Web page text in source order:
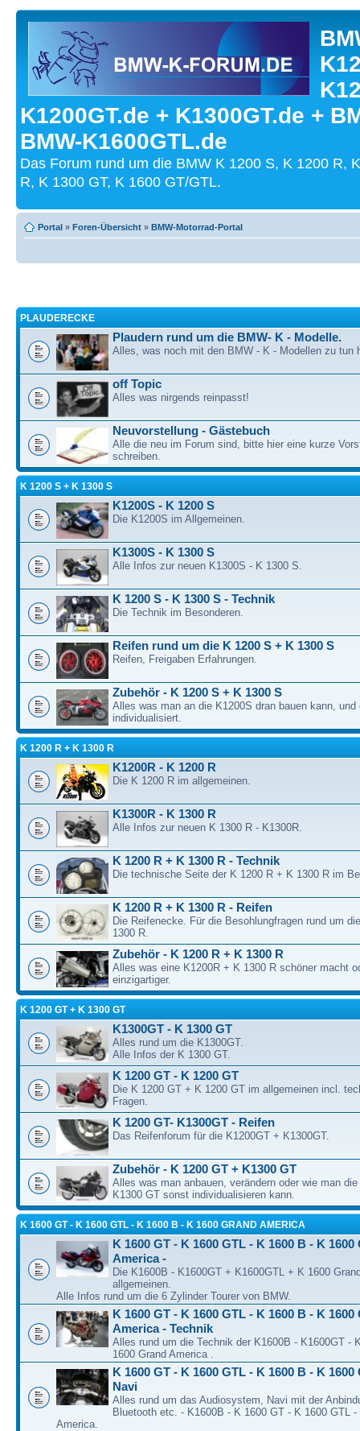
K1200GT.de + K1300GT.de +
BMW-K1600GTL.de
Das Forum rund um die BMW K 1200 S, K 1200 R,
R, K 1300 GT, K 1600 GT/GTL.
Portal » Foren-Übersicht » BMW-Motorrad-Portal
PLAUDERECKE
Plaudern rund um die BMW- K - Modelle.
Alles, was noch mit den BMW - K - Modellen zu tun
off Topic
Alles was nirgends reinpasst!
Neuvorstellung - Gästebuch
Alle die neu im Forum sind, bitte hier eine kurze
schreiben.
K 1200 S + K 1300 S
K1200S - K 1200 S
Die K1200S im Allgemeinen.
K1300S - K 1300 S
Alle Infos zur neuen K1300S - K 1300 S.
K 1200 S - K 1300 S - Technik
Die Technik im Besonderen.
Reifen rund um die K 1200 S + K 1300 S
Reifen, Freigaben Erfahrungen.
Zubehör - K 1200 S + K 1300 S
Alles was man an die K1200S dran bauen kann, und
individualisiert.
K 1200 R + K 1300 R
K1200R - K 1200 R
Die K 1200 R im allgemeinen.
K1300R - K 1300 R
Alle Infos zur neuen K 1300 R - K1300R.
K 1200 R + K 1300 R - Technik
Die technische Seite der K 1200 R + K 1300 R im
K 1200 R + K 1300 R - Reifen
Die Reifenecke. Für die Besohlungfragen rund um
1300 R.
Zubehör - K 1200 R + K 1300 R
Alles was eine K1200R + K 1300 R schöner macht
einzigartiger.
K 1200 GT + K 1300 GT
K1300GT - K 1300 GT
Alles rund um die K1300GT.
Alle Infos der K 1300 GT.
K 1200 GT - K 1200 GT
Die K 1200 GT + K 1200 GT im allgemeinen incl.
Fragen.
K 1200 GT- K1300GT - Reifen
Das Reifenforum für die K1200GT + K1300GT.
Zubehör - K 1200 GT + K1300 GT
Alles was man anbauen, verändern oder wie man
K1300 GT sonst individualisieren kann.
K 1600 GT - K 1600 GTL - K 1600 B - K 1600 GRAND AMERICA
K 1600 GT - K 1600 GTL - K 1600 B - K 1600
America -
Die K1600B - K1600GT + K1600GTL + K 1600
allgemeinen.
Alle Infos rund um die 6 Zylinder Tourer von BMW.
K 1600 GT - K 1600 GTL - K 1600 B - K 1600
America - Technik
Alles rund um die Technik der K1600B - K1600GT -
1600 Grand America .
K 1600 GT - K 1600 GTL - K 1600 B - K 1600
Navi
Alles rund um das Audiosystem, Navi mit der
Bluetooth etc. - K1600B - K 1600 GT - K 1600 GTL -
America.